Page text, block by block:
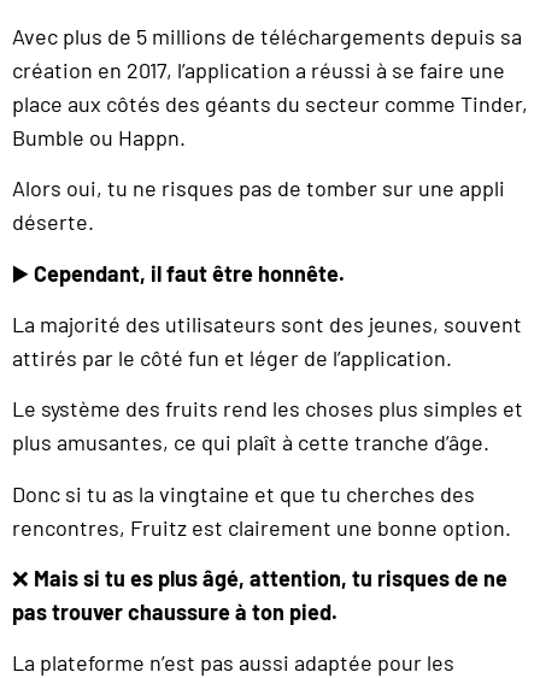
Avec plus de 5 millions de téléchargements depuis sa
création en 2017, l’application a réussi à se faire une
place aux côtés des géants du secteur comme Tinder,
Bumble ou Happn.
Alors oui, tu ne risques pas de tomber sur une appli
déserte.
▶️Cependant, il faut être honnête.
La majorité des utilisateurs sont des jeunes, souvent
attirés par le côté fun et léger de l’application.
Le système des fruits rend les choses plus simples et
plus amusantes, ce qui plaît à cette tranche d’âge.
Donc si tu as la vingtaine et que tu cherches des
rencontres, Fruitz est clairement une bonne option.
❌ Mais si tu es plus âgé, attention, tu risques de ne
pas trouver chaussure à ton pied.
La plateforme n’est pas aussi adaptée pour les